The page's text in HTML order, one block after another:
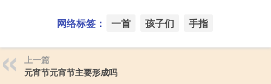
网络标签： 一首 孩子们 手指
上一篇
元宵节元宵节主要形成吗